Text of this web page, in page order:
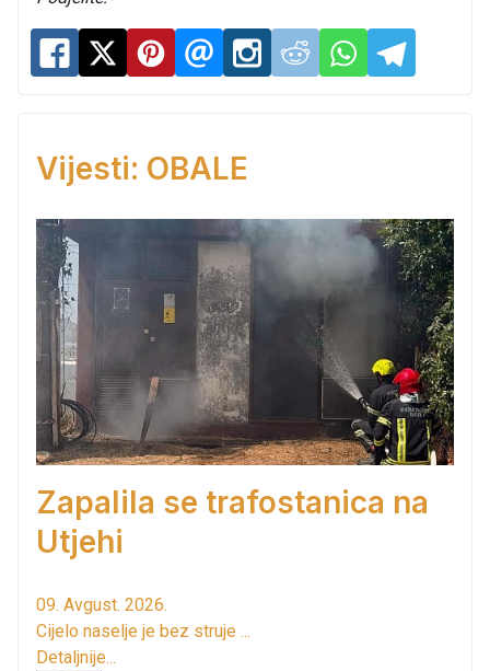
Vijesti: OBALE
Zapalila se trafostanica na
Utjehi
09. Avgust. 2026.
Cijelo naselje je bez struje ...
Detaljnije...